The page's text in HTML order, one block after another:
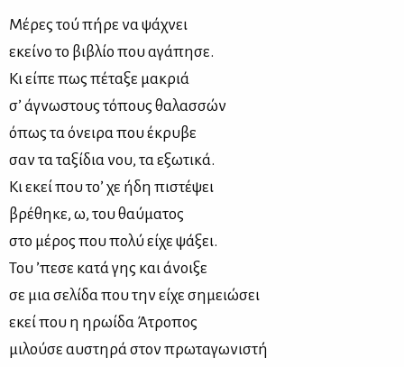
Μέρες τού πήρε να ψάχνει
εκείνο το βιβλίο που αγάπησε.
Κι είπε πως πέταξε μακριά
σ’ άγνωστους τόπους θαλασσών
όπως τα όνειρα που έκρυβε
σαν τα ταξίδια νου, τα εξωτικά.
Κι εκεί που το’ χε ήδη πιστέψει
βρέθηκε, ω, του θαύματος
στο μέρος που πολύ είχε ψάξει.
Του ’πεσε κατά γης και άνοιξε
σε μια σελίδα που την είχε σημειώσει
εκεί που η ηρωίδα Άτροπος
μιλούσε αυστηρά στον πρωταγωνιστή